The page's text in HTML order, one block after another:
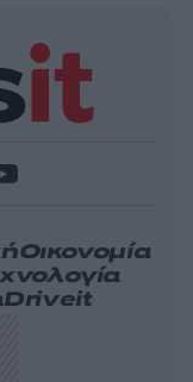
Οικονομία
Driveit